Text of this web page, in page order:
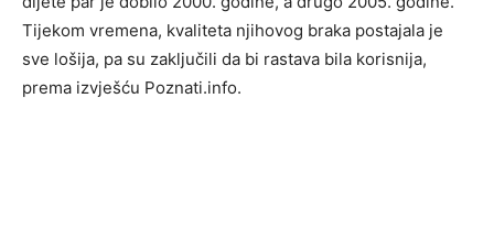
Tijekom vremena, kvaliteta njihovog braka postajala je
sve lošija, pa su zaključili da bi rastava bila korisnija,
prema izvješću Poznati.info.